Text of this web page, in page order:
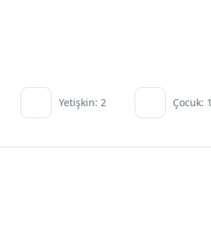
Yetişkin: 2 Çocuk: 1